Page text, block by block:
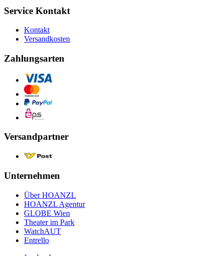
Service Kontakt
Kontakt
Versandkosten
Zahlungsarten
Versandpartner
Unternehmen
Über HOANZL
HOANZL Agentur
GLOBE Wien
Theater im Park
WatchAUT
Entrello